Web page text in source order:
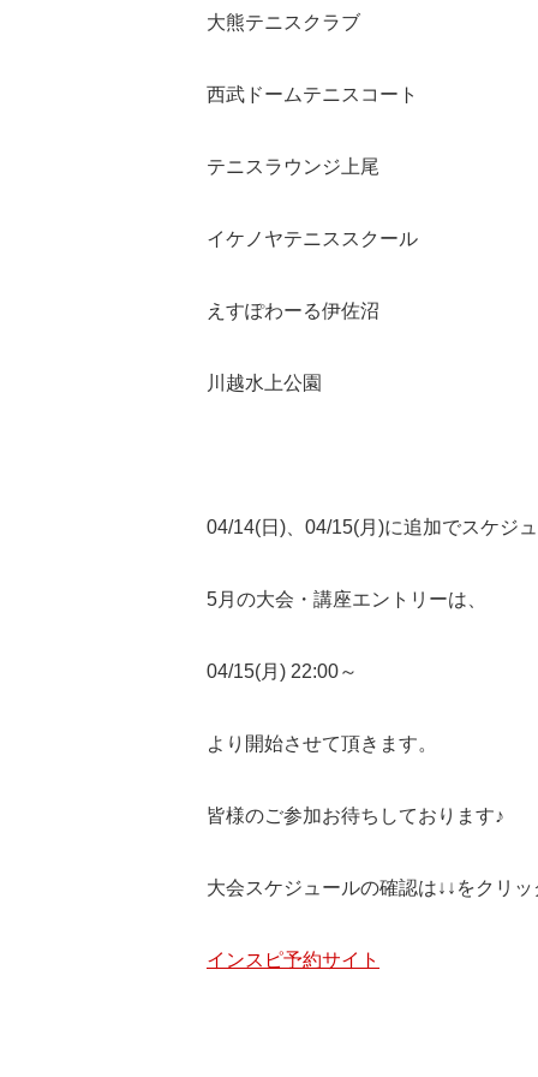
大熊テニスクラブ
西武ドームテニスコート
テニスラウンジ上尾
イケノヤテニススクール
えすぽわーる伊佐沼
川越水上公園
04/14(日)、04/15(月)に追加でスケジ
5月の大会・講座エントリーは、
04/15(月) 22:00～
より開始させて頂きます。
皆様のご参加お待ちしております♪
大会スケジュールの確認は↓↓をクリッ
インスピ予約サイト